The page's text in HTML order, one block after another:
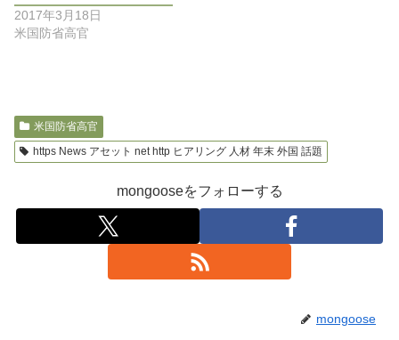
2017年3月18日
米国防省高官
米国防省高官
https News アセット net http ヒアリング 人材 年末 外国 話題
mongooseをフォローする
mongoose